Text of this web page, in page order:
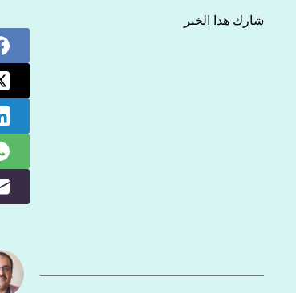
شارك هذا الخبر